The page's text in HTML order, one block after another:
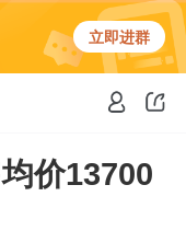
立即进群
价13700